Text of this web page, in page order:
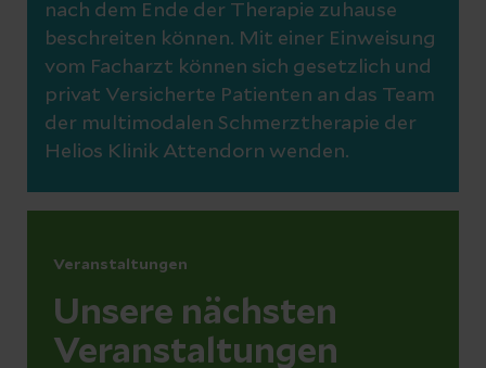
nach dem Ende der Therapie zuhause
beschreiten können. Mit einer Einweisung
vom Facharzt können sich gesetzlich und
privat Versicherte Patienten an das Team
der multimodalen Schmerztherapie der
Helios Klinik Attendorn wenden.
Veranstaltungen
Unsere nächsten
Veranstaltungen